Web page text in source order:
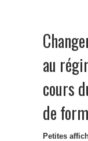
au
cours
de
Petites